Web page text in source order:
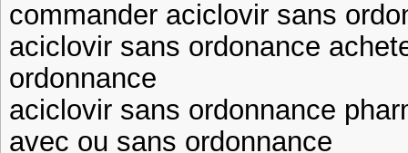
commander aciclovir sans
aciclovir sans ordonance
ordonnance
aciclovir sans ordonnance
avec ou sans ordonnance